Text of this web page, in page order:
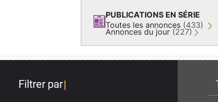
PUBLICATIONS EN SÉRIE
Toutes les annonces (433)
Annonces du jour (227)
Filtrer par